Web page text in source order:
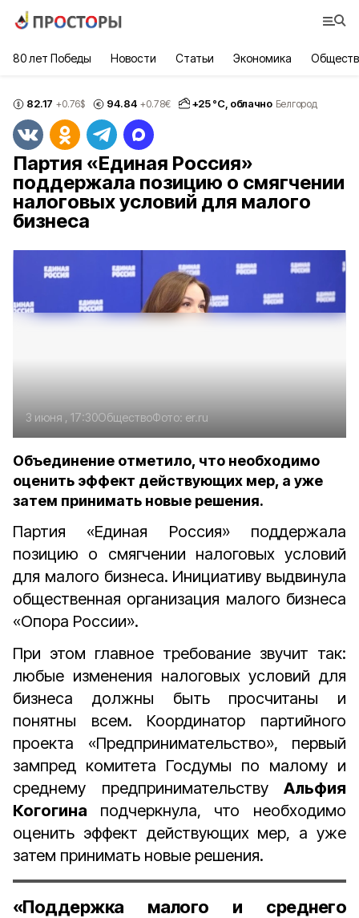
80 лет Победы Новости Статьи Экономика
82.17 +0.76$ 94.84 +0.78€ +25°С, облачно Белгород
Партия «Единая Россия»
поддержала позицию о смягчении
налоговых условий для малого
бизнеса
3 июня , 17:30ОбществоФото: er.ru
Объединение отметило, что необходимо
оценить эффект действующих мер, а уже
затем принимать новые решения.
Партия «Единая Россия» поддержала
позицию о смягчении налоговых условий
для малого бизнеса. Инициативу выдвинула
общественная организация малого бизнеса
«Опора России».
При этом главное требование звучит так:
любые изменения налоговых условий для
бизнеса должны быть просчитаны и
понятны всем. Координатор партийного
проекта «Предпринимательство», первый
зампред комитета Госдумы по малому и
среднему предпринимательству Альфия
Когогина подчеркнула, что необходимо
оценить эффект действующих мер, а уже
затем принимать новые решения.
«Поддержка малого и среднего